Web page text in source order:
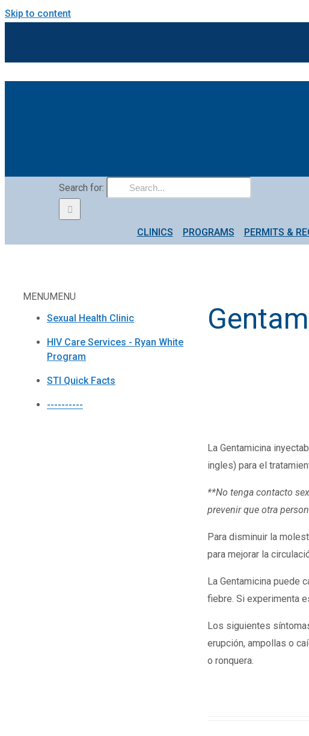
Skip to content
Search for:
CLINICS PROGRAMS PERMITS &
MENUMENU
Sexual Health Clinic
HIV Care Services - Ryan White
Program
STI Quick Facts
----------
La Gentamicina
ingles) para el
**No tenga contacto
prevenir que otra
Para disminuir la
para mejorar la
La Gentamicina puede
fiebre. Si experimenta
Los siguientes
erupción, ampollas o
o ronquera.